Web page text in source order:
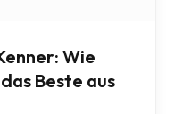
Wie
Beste aus